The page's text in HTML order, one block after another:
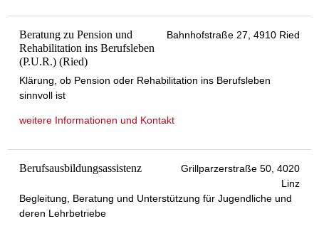
Beratung zu Pension und
Rehabilitation ins Berufsleben
(P.U.R.) (Ried)
Bahnhofstraße 27, 4910 Ried
Klärung, ob Pension oder Rehabilitation ins Berufsleben
sinnvoll ist
weitere Informationen und Kontakt
Berufsausbildungsassistenz
Grillparzerstraße 50, 4020
Linz
Begleitung, Beratung und Unterstützung für Jugendliche und
deren Lehrbetriebe